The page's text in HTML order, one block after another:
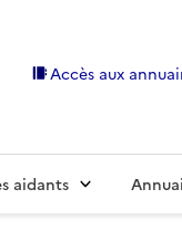
Accès aux
aidants